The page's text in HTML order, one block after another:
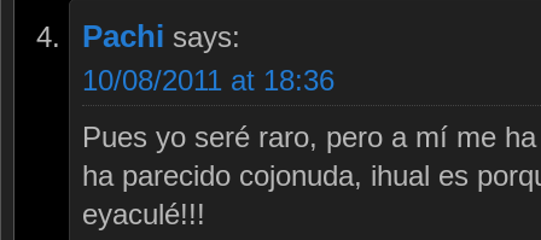
Pachi says:
10/08/2011 at 18:36
Pues yo seré raro, pero a mí me
ha parecido cojonuda, ihual es
eyaculé!!!